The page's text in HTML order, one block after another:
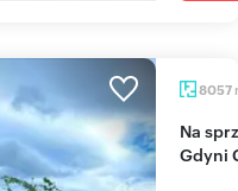
8057
Na sprzedaż działka inwestycyjna 8057 m² w
Gdyni